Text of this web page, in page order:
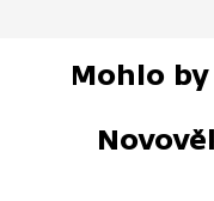
Mohlo